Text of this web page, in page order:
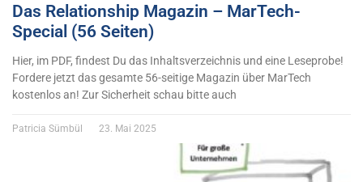
Das Relationship Magazin – MarTech-
Special (56 Seiten)
Hier, im PDF, findest Du das Inhaltsverzeichnis und eine Leseprobe!
Fordere jetzt das gesamte 56-seitige Magazin über MarTech
kostenlos an! Zur Sicherheit schau bitte auch
Patricia Sümbül 23. Mai 2025